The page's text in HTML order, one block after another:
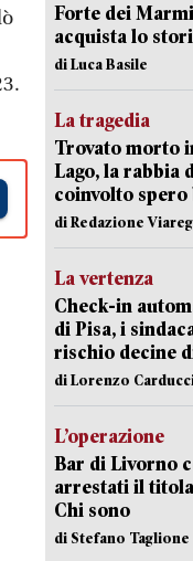
Forte dei
acquista lo
di Luca Basile
La tragedia
Trovato morto
Lago, la rabbia
coinvolto
di Redazione
La vertenza
Check-in
di Pisa, i
rischio decine
di Lorenzo
L’operazione
Bar di Livorno
arrestati il
Chi sono
di Stefano Taglione